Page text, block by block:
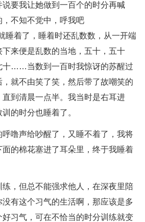
要我让她做到一百个的时分再喊
不知不觉中，呼我吧
睡着了，睡着时还乱数数，从一开端
来便是乱数的当地，五十，五十
十……当数到一百时我惊讶的苏醒过
就不由笑了笑，然后带了故嘲笑的
到清晨一点半。我当时是右耳进
的时分也睡着了。
噜声给吵醒了，又睡不着了，我将
的棉花塞进了耳朵里，终于我睡着
，但总不能强求他人，在深夜里陪
有这个习气的生活啊，那应该是多
习气，可在不恰当的时分训练就变